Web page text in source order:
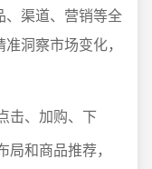
、渠道、营销等全
洞察市场变化，
击、加购、下
和商品推荐，